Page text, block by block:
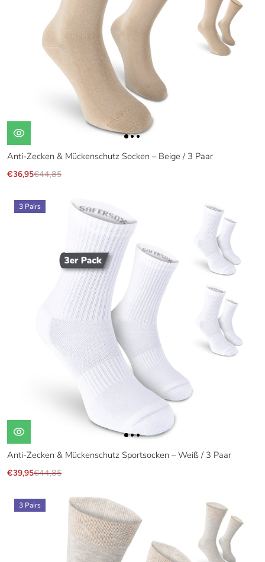
Anti-Zecken & Mückenschutz Socken – Beige / 3 Paar
€36,95€44,85
3 Pairs
Anti-Zecken & Mückenschutz Sportsocken – Weiß / 3 Paar
€39,95€44,85
3 Pairs